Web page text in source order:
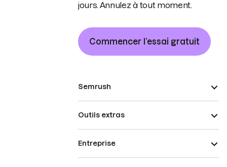
jours. Annulez à tout moment.
Commencer l’essai gratuit
Semrush
Outils extras
Entreprise